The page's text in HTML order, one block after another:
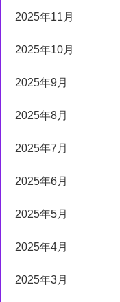
2025年11月
2025年10月
2025年9月
2025年8月
2025年7月
2025年6月
2025年5月
2025年4月
2025年3月